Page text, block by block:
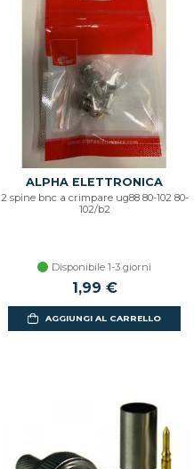
ALPHA ELETTRONICA
2 spine bnc a crimpare ug88 80-102 80-
102/b2
Disponibile 1-3 giorni
1,99 €
AGGIUNGI AL CARRELLO